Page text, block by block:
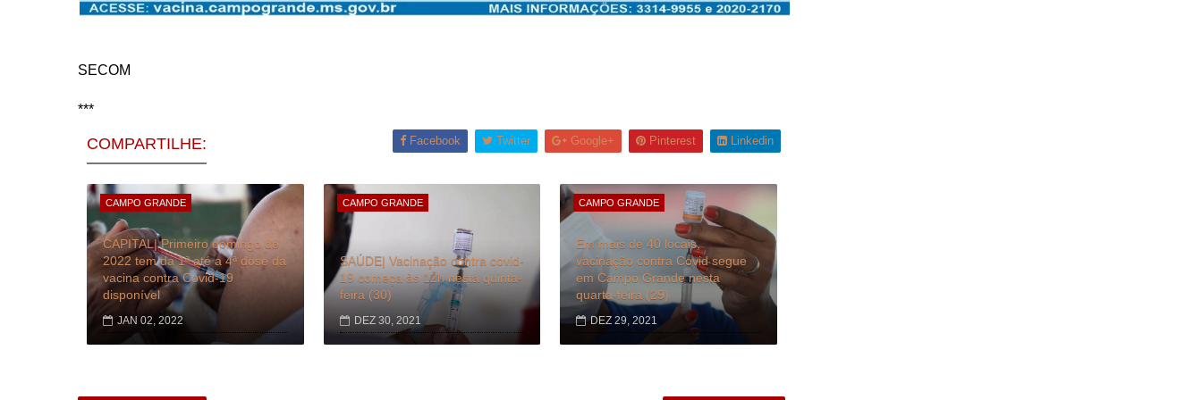
SECOM
***
COMPARTILHE: Facebook Twitter Google+ Pinterest Linkedin
CAMPO GRANDE
CAPITAL| Primeiro domingo de
2022 tem da 1ª até a 4ª dose da
vacina contra Covid-19
disponível
JAN 02, 2022
CAMPO GRANDE
SAÚDE| Vacinação contra covid-
19 começa às 12h nesta quinta-
feira (30)
DEZ 30, 2021
CAMPO GRANDE
Em mais de 40 locais,
vacinação contra Covid segue
em Campo Grande nesta
quarta-feira (29)
DEZ 29, 2021